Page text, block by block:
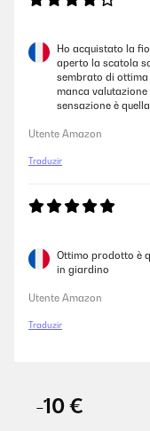
Ho acquistato la
aperto la scatola
sembrato di ottima
manca
sensazione è
Utente Amazon
Traduzir
Ottimo prodotto è
in giardino
Utente Amazon
Traduzir
-10 €